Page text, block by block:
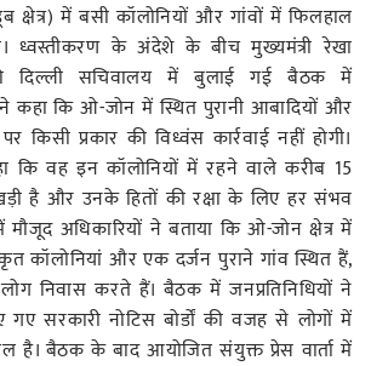
क्षेत्र) में बसी कॉलोनियों और गांवों में फिलहाल
ध्वस्तीकरण के अंदेशे के बीच मुख्यमंत्री रेखा
दिल्ली सचिवालय में बुलाई गई बैठक में
कहा कि ओ-जोन में स्थित पुरानी आबादियों और
किसी प्रकार की विध्वंस कार्रवाई नहीं होगी।
कि वह इन कॉलोनियों में रहने वाले करीब 15
है और उनके हितों की रक्षा के लिए हर संभव
अधिकारियों ने बताया कि ओ-जोन क्षेत्र में
कॉलोनियां और एक दर्जन पुराने गांव स्थित हैं,
निवास करते हैं। बैठक में जनप्रतिनिधियों ने
गए सरकारी नोटिस बोर्डों की वजह से लोगों में
है। बैठक के बाद आयोजित संयुक्त प्रेस वार्ता में